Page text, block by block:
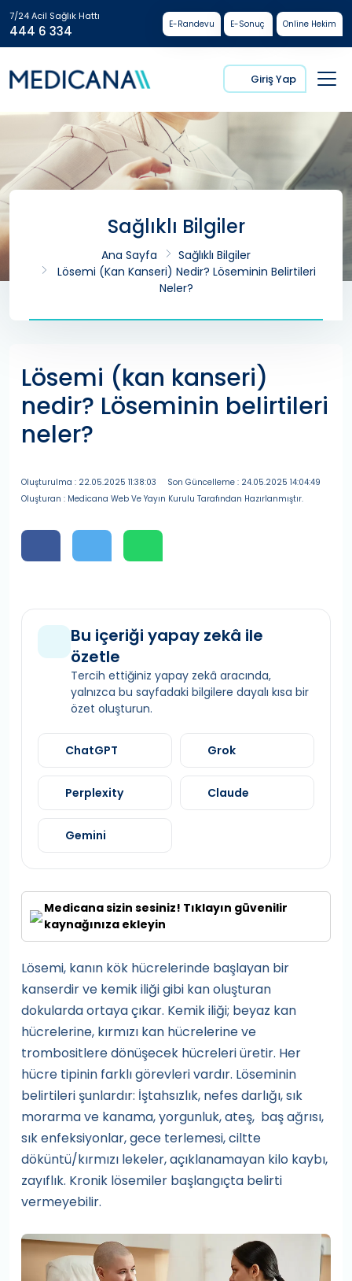
7/24 Acil Sağlık Hattı
444 6 334 E-Randevu E-Sonuç Online Hekim
Giriş Yap
Sağlıklı Bilgiler
Ana Sayfa
Sağlıklı Bilgiler
Lösemi (kan Kanseri) Nedir? Löseminin Belirtileri
Neler?
Lösemi (kan kanseri)
nedir? Löseminin belirtileri
neler?
Oluşturulma : 22.05.2025 11:38:03
Son Güncelleme : 24.05.2025 14:04:49
Oluşturan : Medicana Web Ve Yayın Kurulu Tarafından Hazırlanmıştır.
Bu içeriği yapay zekâ ile
özetle
Tercih ettiğiniz yapay zekâ aracında,
yalnızca bu sayfadaki bilgilere dayalı kısa bir
özet oluşturun.
ChatGPT Grok
Perplexity Claude
Gemini
Medicana sizin sesiniz! Tıklayın güvenilir
kaynağınıza ekleyin
Lösemi, kanın kök hücrelerinde başlayan bir
kanserdir ve kemik iliği gibi kan oluşturan
dokularda ortaya çıkar. Kemik iliği; beyaz kan
hücrelerine, kırmızı kan hücrelerine ve
trombositlere dönüşecek hücreleri üretir. Her
hücre tipinin farklı görevleri vardır. Löseminin
belirtileri şunlardır: İştahsızlık, nefes darlığı, sık
morarma ve kanama, yorgunluk, ateş, baş ağrısı,
sık enfeksiyonlar, gece terlemesi, ciltte
döküntü/kırmızı lekeler, açıklanamayan kilo kaybı,
zayıflık. Kronik lösemiler başlangıçta belirti
vermeyebilir.